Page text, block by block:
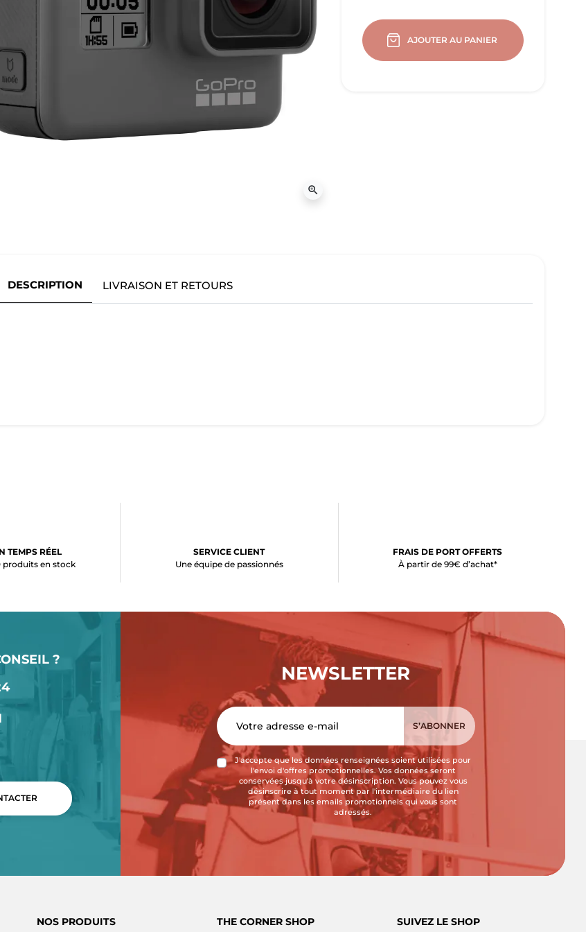
zoom_in
AJOUTER AU PANIER
DESCRIPTION LIVRAISON ET RETOURS
TEMPS RÉEL
produits en stock
SERVICE CLIENT
Une équipe de passionnés
FRAIS DE PORT OFFERTS
À partir de 99€ d’achat*
?
NEWSLETTER
J'accepte que les données renseignées soient utilisées pour
l'envoi d'offres promotionnelles. Vos données seront
conservées jusqu'à votre désinscription. Vous pouvez vous
désinscrire à tout moment par l'intermédiaire du lien
présent dans les emails promotionnels qui vous sont
adressés.
NOS PRODUITS THE CORNER SHOP SUIVEZ LE SHOP